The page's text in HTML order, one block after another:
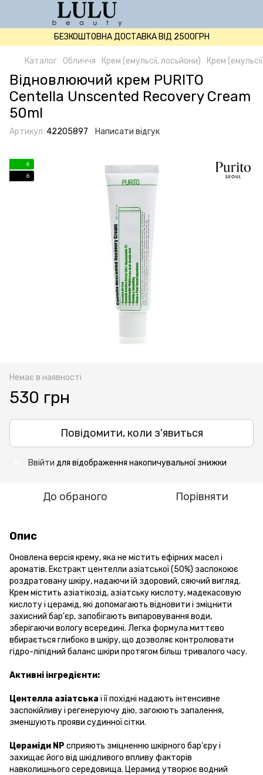
БЕЗКОШТОВНА ДОСТАВКА ВІД 2500ГРН
Каталог Обличчя Крем (емульсії, лосьйони) Крем
Відновлюючий крем PURITO
Centella Unscented Recovery Cream
50ml
Артикул: 42205897 Написати відгук
6
6
Немає в наявності
530 грн
Повідомити, коли з'явиться
Ввійти для відображення накопичувальної знижки
До обраного Порівняти
Опис
Оновлена ​​версія крему, яка не містить ефірних масел і
ароматів. Екстракт центелли азіатської (50%) заспокоює
роздратовану шкіру, надаючи їй здоровий, сяючий вигляд.
Крем містить азіатікозід, азіатську кислоту, мадекасовую
кислоту і церамід, які допомагають відновити і зміцнити
захисний бар'єр, запобігають випаровування води,
зберігаючи вологу всередині. Легка формула миттєво
вбирається глибоко в шкіру, що дозволяє контролювати
гідро-ліпідний баланс шкіри протягом більш тривалого часу.
Активні інгредієнти:
Центелла азіатська і її похідні надають інтенсивне
заспокійливу і регенеруючу дію, загоюють запалення,
зменшують прояви судинної сітки.
Цераміди NP сприяють зміцненню шкірного бар'єру і
захищає його від шкідливого впливу факторів
навколишнього середовища. Церамид утворює водний